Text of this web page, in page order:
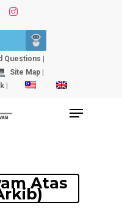
instagram
|
Site Map |
|
Menu
Atas